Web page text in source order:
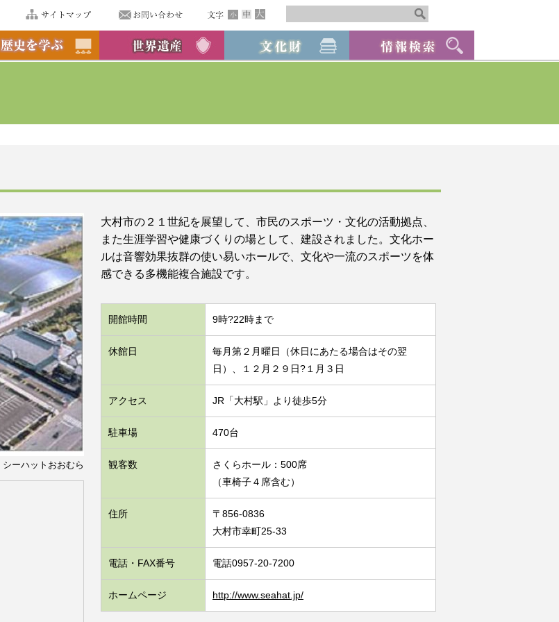
シーハットおおむら
大村市の２１世紀を展望して、市民のスポーツ・文化の活動拠点、
また生涯学習や健康づくりの場として、建設されました。文化ホー
ルは音響効果抜群の使い易いホールで、文化や一流のスポーツを体
感できる多機能複合施設です。
開館時間 9時?22時まで
休館日
毎月第２月曜日（休日にあたる場合はその翌
日）、１２月２９日?１月３日
アクセス JR「大村駅」より徒歩5分
駐車場 470台
観客数
さくらホール：500席
（車椅子４席含む）
住所
〒856-0836
大村市幸町25-33
電話・FAX番号 電話0957-20-7200
ホームページ http://www.seahat.jp/